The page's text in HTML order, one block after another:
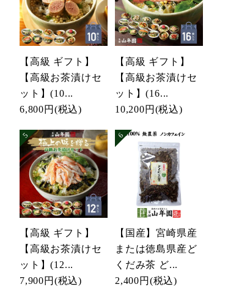
【高級 ギフト】
【高級お茶漬けセ
ット】(10...
6,800円 (税込)
【高級 ギフト】
【高級お茶漬けセ
ット】(16...
10,200円 (税込)
【高級 ギフト】
【高級お茶漬けセ
ット】(12...
7,900円 (税込)
【国産】宮崎県産
または徳島県産ど
くだみ茶 ど...
2,400円 (税込)